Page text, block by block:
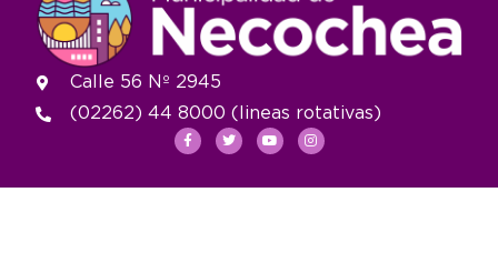
Calle 56 Nº 2945
(02262) 44 8000 (lineas rotativas)